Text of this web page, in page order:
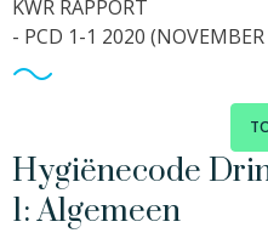
KWR RAPPORT
- PCD 1-1 2020
Hygiënecode
1: Algemeen